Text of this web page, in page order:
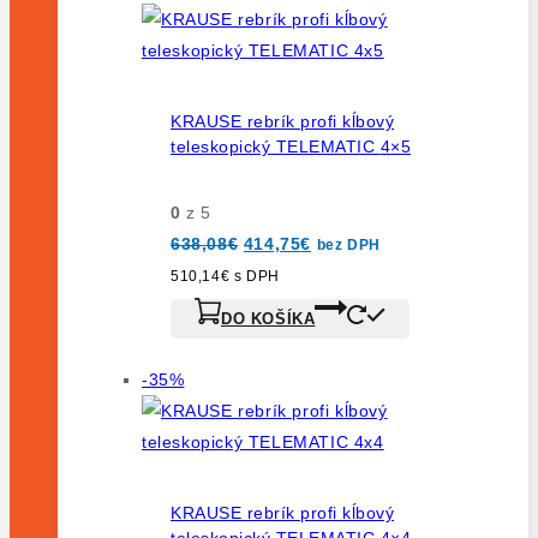
na
predaj
KRAUSE rebrík profi kĺbový
teleskopický TELEMATIC 4×5
0 z 5
638,08€ Pôvodná
cena
bola:
414,75€ Aktuálna
cena
bez DPH
510,14€ s DPH
DO KOŠÍKA
-35%Výrobok
na
predaj
KRAUSE rebrík profi kĺbový